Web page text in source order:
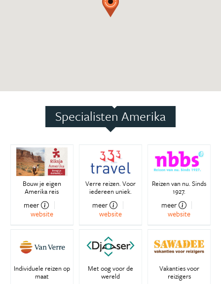
Specialisten Amerika
Bouw je eigen
Amerika reis
meer
website
Verre reizen. Voor
iedereen uniek.
meer
website
Reizen van nu. Sinds
1927.
meer
website
Individuele reizen op
maat
Met oog voor de
wereld
Vakanties voor
reizigers